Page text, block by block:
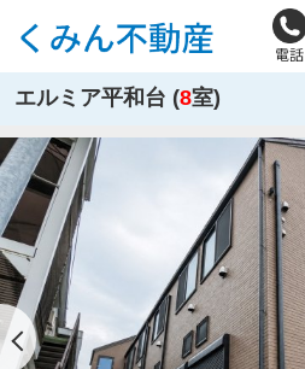
電話
エルミア平和台 (8室)